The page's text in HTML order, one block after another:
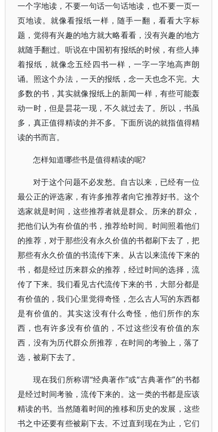
一个字地读，不要一句话一句话地读，也不要一页一
页地读。就像看报纸一样，随手一翻，看看大字标
题，觉得有兴趣的地方就大略看看，没有兴趣的地方
就随手翻过。听说在中国初有报纸的时候，有些人捧
着报纸，就像念五经四书一样，一字一字地高声朗
诵。照这个办法，一天的报纸，念一天也念不完。大
多数的书，其实就像报纸上的新闻一样，有些可能轰
动一时，但是昙花一现，不久就过去了。所以，书虽
多，真正值得精读的并不多。下面所说的就指值得精
读的书而言。
怎样知道哪些书是值得精读的呢?
对于这个问题不必发愁。自古以来，已经有一位
最公正的评选家，有许多推荐者向它推荐好书。这个
选家就是时间，这些推荐者就是群众。历来的群众，
把他们认为有价值的书，推荐给时间。时间照着他们
的推荐，对于那些没有永久价值的书都刷下去了，把
那些有永久价值的书流传下来。从古以来流传下来的
书，都是经过历来群众的推荐，经过时间的选择，流
传了下来。我们看见古代流传下来的书，大部分都是
有价值的，我们心里觉得奇怪，怎么古人写的东西都
是有价值的。其实这没有什么奇怪，他们所作的东
西，也有许多没有价值的，不过这些没有价值的东
西，没有为历代群众所推荐，在时间的考验上，落了
选，被刷下去了。
现在我们所称谓“经典著作”或“古典著作”的书都
是经过时间考验，流传下来的。这一类的书都是应该
精读的书。当然随着时间的推移和历史的发展，这些
书之中还要有些被刷下去。不过直到现在为止，它们